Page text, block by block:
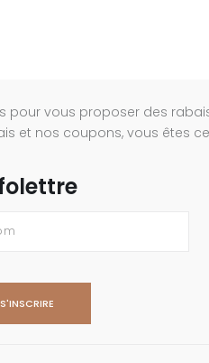
vous proposer des
et nos coupons, vous êtes